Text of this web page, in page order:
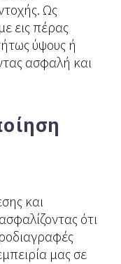
Ως
εις πέρας
ύψους ή
ασφαλή και
και
ότι
μας σε